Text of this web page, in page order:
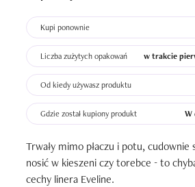
zakończenia - jest po prostu prosty.
rozwiązuje ten problem w taki
namalowaną kreskę nasączonym
ostra i wyraźna, a kiedy eyeiner jest
ładnie się zmywa i nie mam żadnych
faktem - można by tego uniknąć po
zakończony pędzelek.
Pigment jest mocny, na pewno nie
poprawiać czy nakładać drugiej
Kupi ponownie
Liczba zużytych opakowań w trakcie
Od kiedy używasz produktu
Gdzie został kupiony produkt W
Trwały mimo płaczu i potu, cudownie
nosić w kieszeni czy torebce - to
cechy linera Eveline.